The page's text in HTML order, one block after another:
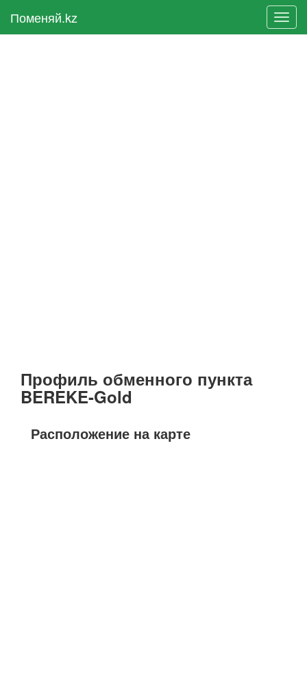
Поменяй.kz
Профиль обменного пункта
BEREKE-Gold
Расположение на карте